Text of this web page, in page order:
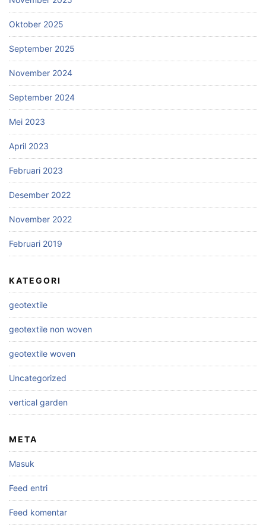
Oktober 2025
September 2025
November 2024
September 2024
Mei 2023
April 2023
Februari 2023
Desember 2022
November 2022
Februari 2019
KATEGORI
geotextile
geotextile non woven
geotextile woven
Uncategorized
vertical garden
META
Masuk
Feed entri
Feed komentar